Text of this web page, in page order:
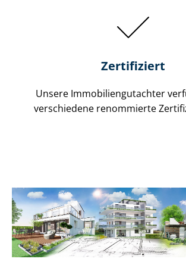
Zertifiziert
Unsere Immobilien­gutachter
verschiedene renommierte